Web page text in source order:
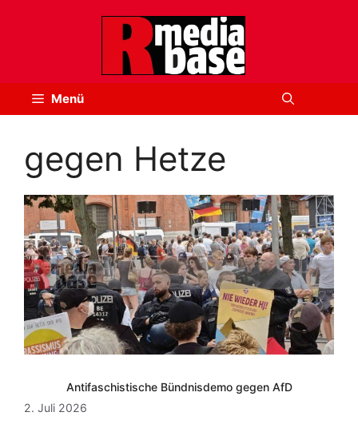
Menü
gegen Hetze
Antifaschistische Bündnisdemo gegen AfD
2. Juli 2026